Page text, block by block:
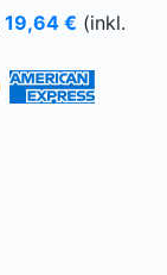
19,64 € (inkl.